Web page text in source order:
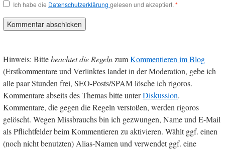
Ich habe die Datenschutzerklärung gelesen und akzeptiert. *
Hinweis: Bittebeachtet die RegelnzumKommentieren im Blog
(Erstkommentare und Verlinktes landet in der Moderation, gebe ich
alle paar Stunden frei, SEO-Posts/SPAM lösche ich rigoros.
Kommentare abseits des Themas bitte unterDiskussion.
Kommentare, die gegen die Regeln verstoßen, werden rigoros
gelöscht. Wegen Missbrauchs bin ich gezwungen, Name und E-Mail
als Pflichtfelder beim Kommentieren zu aktivieren. Wählt ggf. einen
(noch nicht benutzten) Alias-Namen und verwendet ggf. eine